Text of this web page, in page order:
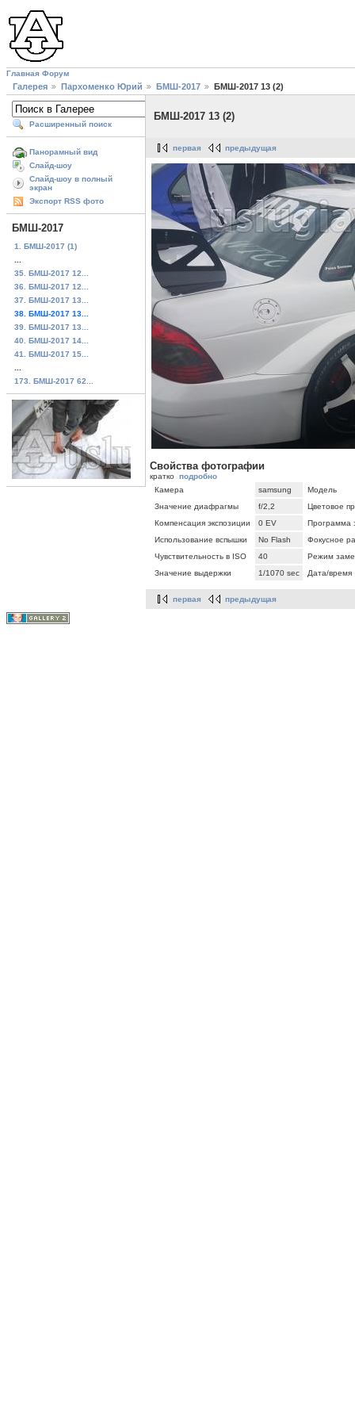
Главная Форум
Галерея Пархоменко Юрий БМШ-2017 БМШ-2017 13 (2)
Расширенный поиск
Панорамный вид
Слайд-шоу
Слайд-шоу в полный
экран
Экспорт RSS фото
БМШ-2017
1. БМШ-2017 (1)
35. БМШ-2017 12...
36. БМШ-2017 12...
37. БМШ-2017 13...
38. БМШ-2017 13...
39. БМШ-2017 13...
40. БМШ-2017 14...
41. БМШ-2017 15...
173. БМШ-2017 62...
БМШ-2017 13 (2)
первая предыдущая
Свойства фотографии
кратко подробно
Камера
samsung
Модель
Значение диафрагмы
f/2,2
Цветовое
Компенсация экспозиции
0 EV
Программа
Использование вспышки
No Flash
Фокусное
Чувствительность в ISO
40
Режим
Значение выдержки
1/1070 sec Дата/время
первая предыдущая